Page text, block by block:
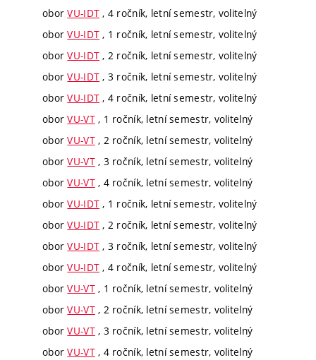
oborVU-IDT , 4 ročník, letní semestr, volitelný
oborVU-IDT , 1 ročník, letní semestr, volitelný
oborVU-IDT , 2 ročník, letní semestr, volitelný
oborVU-IDT , 3 ročník, letní semestr, volitelný
oborVU-IDT , 4 ročník, letní semestr, volitelný
oborVU-VT, 1 ročník, letní semestr, volitelný
oborVU-VT, 2 ročník, letní semestr, volitelný
oborVU-VT, 3 ročník, letní semestr, volitelný
oborVU-VT, 4 ročník, letní semestr, volitelný
oborVU-IDT , 1 ročník, letní semestr, volitelný
oborVU-IDT , 2 ročník, letní semestr, volitelný
oborVU-IDT , 3 ročník, letní semestr, volitelný
oborVU-IDT , 4 ročník, letní semestr, volitelný
oborVU-VT, 1 ročník, letní semestr, volitelný
oborVU-VT, 2 ročník, letní semestr, volitelný
oborVU-VT, 3 ročník, letní semestr, volitelný
oborVU-VT, 4 ročník, letní semestr, volitelný